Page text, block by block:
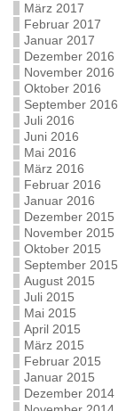
März 2017
Februar 2017
Januar 2017
Dezember 2016
November 2016
Oktober 2016
September 2016
Juli 2016
Juni 2016
Mai 2016
März 2016
Februar 2016
Januar 2016
Dezember 2015
November 2015
Oktober 2015
September 2015
August 2015
Juli 2015
Mai 2015
April 2015
März 2015
Februar 2015
Januar 2015
Dezember 2014